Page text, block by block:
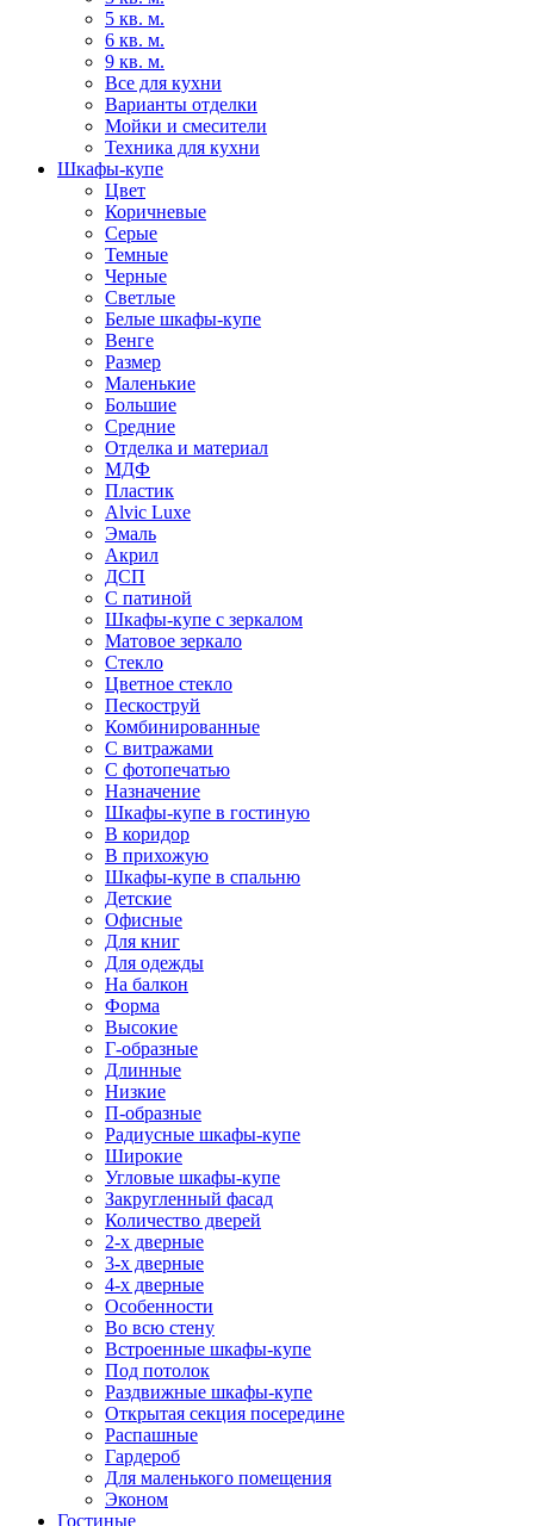
5 кв. м.
6 кв. м.
9 кв. м.
Все для кухни
Варианты отделки
Мойки и смесители
Техника для кухни
Шкафы-купе
Цвет
Коричневые
Серые
Темные
Черные
Светлые
Белые шкафы-купе
Венге
Размер
Маленькие
Большие
Средние
Отделка и материал
МДФ
Пластик
Alvic Luxe
Эмаль
Акрил
ДСП
С патиной
Шкафы-купе с зеркалом
Матовое зеркало
Стекло
Цветное стекло
Пескоструй
Комбинированные
С витражами
С фотопечатью
Назначение
Шкафы-купе в гостиную
В коридор
В прихожую
Шкафы-купе в спальню
Детские
Офисные
Для книг
Для одежды
На балкон
Форма
Высокие
Г-образные
Длинные
Низкие
П-образные
Радиусные шкафы-купе
Широкие
Угловые шкафы-купе
Закругленный фасад
Количество дверей
2-х дверные
3-х дверные
4-х дверные
Особенности
Во всю стену
Встроенные шкафы-купе
Под потолок
Раздвижные шкафы-купе
Открытая секция посередине
Распашные
Гардероб
Для маленького помещения
Эконом
Гостиные